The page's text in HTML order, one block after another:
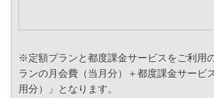
※定額プランと都度課金サービスをご利用
ランの月会費（当月分）＋都度課金サービ
用分）」となります。